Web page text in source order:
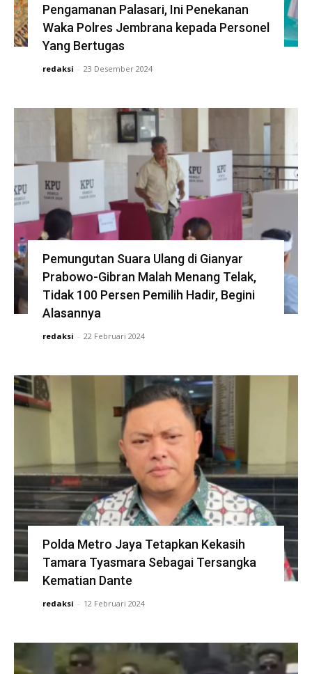
Pengamanan Palasari, Ini Penekanan
Waka Polres Jembrana kepada Personel
Yang Bertugas
redaksi - 23 Desember 2024
Pemungutan Suara Ulang di Gianyar
Prabowo-Gibran Malah Menang Telak,
Tidak 100 Persen Pemilih Hadir, Begini
Alasannya
redaksi - 22 Februari 2024
Polda Metro Jaya Tetapkan Kekasih
Tamara Tyasmara Sebagai Tersangka
Kematian Dante
redaksi - 12 Februari 2024